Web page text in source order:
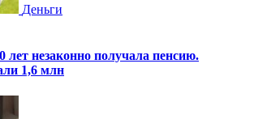
Деньги
лет незаконно получала пенсию.
1,6 млн